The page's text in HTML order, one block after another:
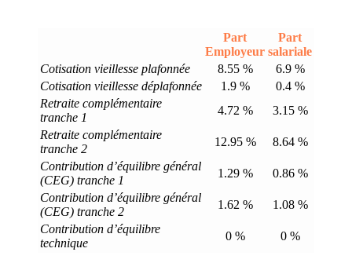
Part
Employeur
Part
salariale
Cotisation vieillesse plafonnée
8.55 %
6.9 %
Cotisation vieillesse déplafonnée
1.9 %
0.4 %
Retraite complémentaire
tranche 1
4.72 %
3.15 %
Retraite complémentaire
tranche 2
12.95 %
8.64 %
Contribution d’équilibre général
(CEG) tranche 1
1.29 %
0.86 %
Contribution d’équilibre général
(CEG) tranche 2
1.62 %
1.08 %
Contribution d’équilibre
technique
0 % 0 %